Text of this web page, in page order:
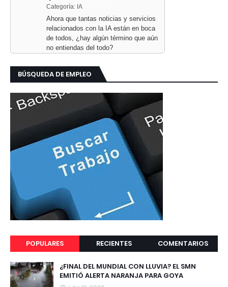
Categoría: IA
Ahora que tantas noticias y servicios
relacionados con la IA están en boca
de todos, ¿hay algún término que aún
no entiendas del todo?
BÚSQUEDA DE EMPLEO
POPULARES RECIENTES COMENTARIOS
¿FINAL DEL MUNDIAL CON LLUVIA? EL SMN
EMITIÓ ALERTA NARANJA PARA GOYA